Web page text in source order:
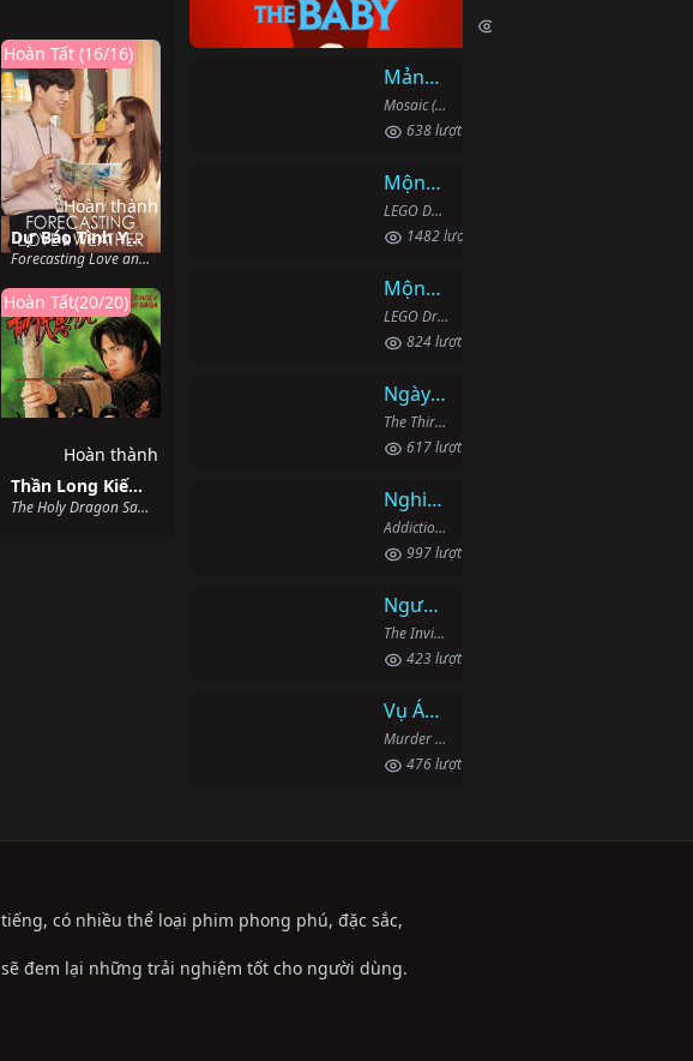
Dự Báo Tình Yêu Và Thời Tiết
Forecasting Love and Weather (2022)
Hoàn Tất (16/16)
Hoàn thành
Thần Long Kiếm Hiệp
The Holy Dragon Saga (1995)
Hoàn Tất(20/20)
Hoàn thành
Mảnh Ghép
Mosaic (2018)
638 lượt xem
Mộng Giới (Phần 2)
LEGO DREAMZzz (Season 2) (2024)
1482 lượt xem
Mộng Giới (Phần 1)
LEGO Dreamzzz (2023)
824 lượt xem
Ngày Thứ Ba
The Third Day (2020)
617 lượt xem
Nghiện Ngập: Chuỗi Phim Bổ Trợ
Addiction: The Supplementary (2007)
997 lượt xem
Người Phi Công Vô Hình
The Invisible Pilot (2022)
423 lượt xem
Vụ Án Mạng Trên Đường Middle Beach
Murder on Middle Beach (2020)
476 lượt xem
có nhiều thể loại phim phong phú, đặc sắc,
đem lại những trải nghiệm tốt cho người dùng.